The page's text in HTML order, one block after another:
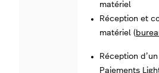
matériel
Réception et
matériel (
Réception
Paiements